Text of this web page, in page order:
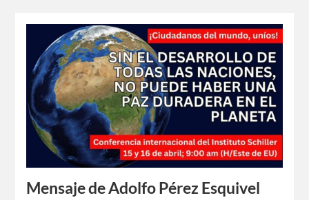
Mensaje de Adolfo Pérez Esquivel